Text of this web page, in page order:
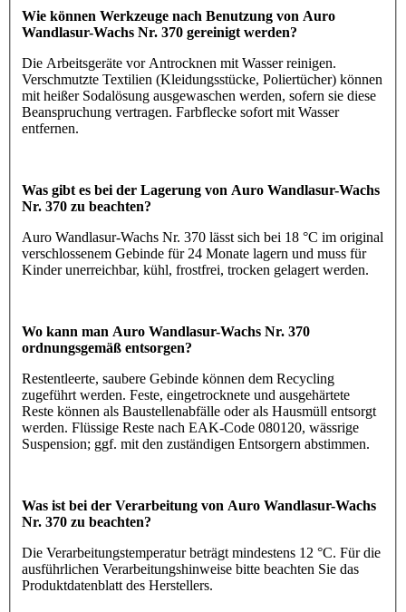
Wie können Werkzeuge nach Benutzung von Auro
Wandlasur-Wachs Nr. 370 gereinigt werden?
Die Arbeitsgeräte vor Antrocknen mit Wasser reinigen.
Verschmutzte Textilien (Kleidungsstücke, Poliertücher) können
mit heißer Sodalösung ausgewaschen werden, sofern sie diese
Beanspruchung vertragen. Farbflecke sofort mit Wasser
entfernen.
Was gibt es bei der Lagerung von Auro Wandlasur-Wachs
Nr. 370 zu beachten?
Auro Wandlasur-Wachs Nr. 370 lässt sich bei 18 °C im original
verschlossenem Gebinde für 24 Monate lagern und muss für
Kinder unerreichbar, kühl, frostfrei, trocken gelagert werden.
Wo kann man Auro Wandlasur-Wachs Nr. 370
ordnungsgemäß entsorgen?
Restentleerte, saubere Gebinde können dem Recycling
zugeführt werden. Feste, eingetrocknete und ausgehärtete
Reste können als Baustellenabfälle oder als Hausmüll entsorgt
werden. Flüssige Reste nach EAK-Code 080120, wässrige
Suspension; ggf. mit den zuständigen Entsorgern abstimmen.
Was ist bei der Verarbeitung von Auro Wandlasur-Wachs
Nr. 370 zu beachten?
Die Verarbeitungstemperatur beträgt mindestens 12 °C. Für die
ausführlichen Verarbeitungshinweise bitte beachten Sie das
Produktdatenblatt des Herstellers.